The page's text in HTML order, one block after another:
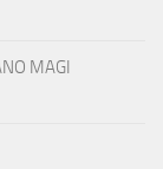
MAGI